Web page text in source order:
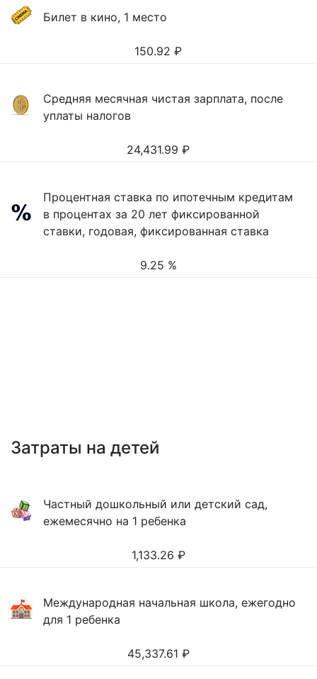
Билет в кино, 1 место
150.92 ₽
Средняя месячная чистая зарплата, после
уплаты налогов
24,431.99 ₽
Процентная ставка по ипотечным кредитам
в процентах за 20 лет фиксированной
ставки, годовая, фиксированная ставка
9.25 %
Затраты на детей
Частный дошкольный или детский сад,
ежемесячно на 1 ребенка
1,133.26 ₽
Международная начальная школа, ежегодно
для 1 ребенка
45,337.61 ₽